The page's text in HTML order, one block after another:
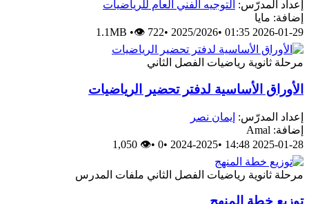
إعداد المدرّس: التوجيه الفني العام للرياضيات
إضافة: مايا
2026-01-29 01:35
•
2025/2026
•
1.1MB •👁 722
مرحلة ثانوية رياضيات الفصل الثاني
الأوراق الأساسية لدفتر تحضير الرياضيات
إعداد المدرّس: إيمان نصر
إضافة: Amal
2025-01-28 14:48
•
2024-2025
•
0
•
👁 1,050
مرحلة ثانوية رياضيات الفصل الثاني ملفات المدرس